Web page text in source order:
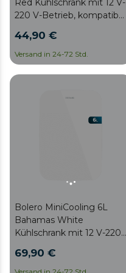
Red Kühlschrank mit 12 V-
220 V-Betrieb, kompatibel
Wohnwagen, Kühl- und
Heizfunktion,
Temperaturbereich 5–65
44,90 €
Versand in 24-72 Std.
Bolero MiniCooling 6L
Bahamas White
Kühlschrank mit 12 V-220
Autos und Wohnwagen,
69,90 €